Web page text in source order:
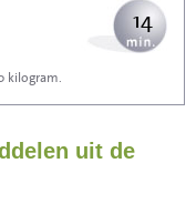
14
46
kilogram.
uit de